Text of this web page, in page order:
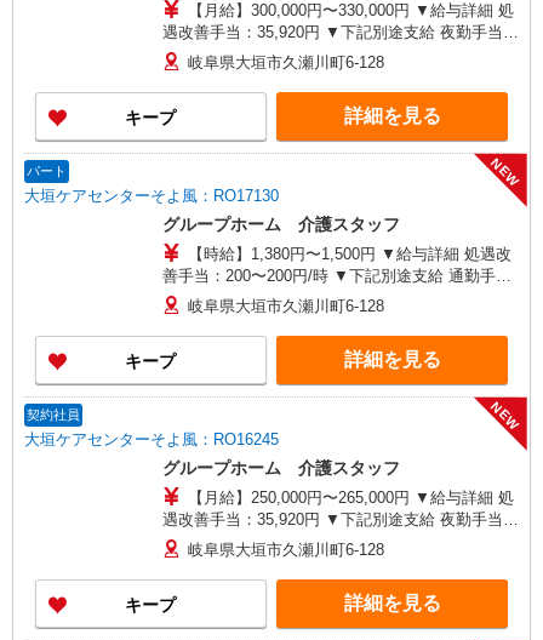
【月給】300,000円〜330,000円 ▼給与詳細 処
遇改善手当：35,920円 ▼下記別途支給 夜勤手当：
6,000円（1回） 準夜勤手当：3,500円（1回） 通勤
手当 年末年始手当：380円/時 寸志あり：年2回（6
月・12月） ※業績による 特別報酬：平均34.1万円
（最高額135万円） ※2025年6月支給実績 ※処遇
改善手当は試用期間中(3ヶ月)は支給なし
岐阜県大垣市久瀬川町6-128
キープ 詳細を見る
パート
大垣ケアセンターそよ風：RO17130
NEW
グループホーム 介護スタッフ
【時給】1,380円〜1,500円 ▼給与詳細 処遇改
善手当：200〜200円/時 ▼下記別途支給 通勤手当
年末年始手当：380円/時 寸志あり：年2回（6月・
12月） ※業績による ※処遇改善手当は試用期間
中(3ヶ月)は支給なし
岐阜県大垣市久瀬川町6-128
キープ 詳細を見る
契約社員
大垣ケアセンターそよ風：RO16245
NEW
グループホーム 介護スタッフ
【月給】250,000円〜265,000円 ▼給与詳細 処
遇改善手当：35,920円 ▼下記別途支給 夜勤手当：
6,000円（1回） 通勤手当 年末年始手当：380円/時
寸志あり：年2回（6月・12月） ※業績による 特
別報酬：平均26.6万円（最高額109万円） ※2025
年6月支給実績 ※処遇改善手当は試用期間中(3ヶ
月)は支給なし
岐阜県大垣市久瀬川町6-128
キープ 詳細を見る